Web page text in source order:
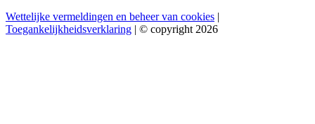
Wettelijke vermeldingen en beheer van cookies |
Toegankelijkheidsverklaring | © copyright 2026